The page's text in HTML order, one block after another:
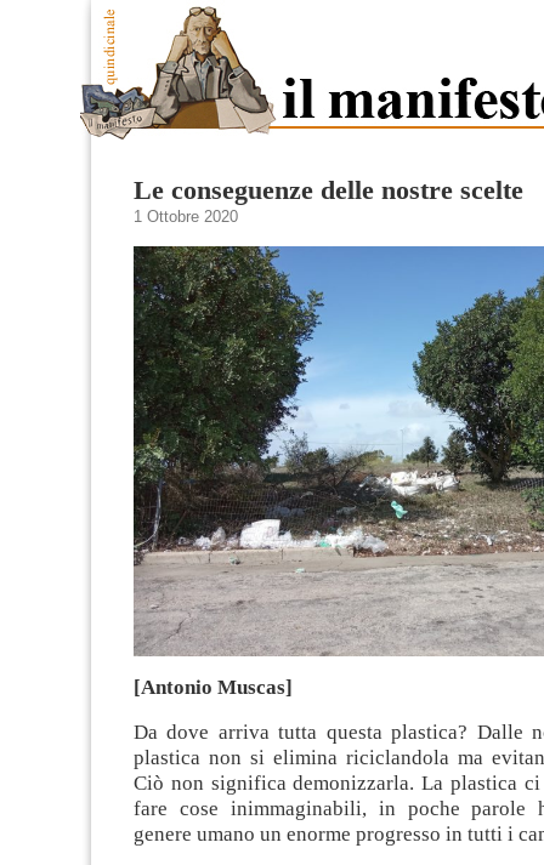
Le conseguenze delle nostre scelte
1 Ottobre 2020
[Antonio Muscas]
Da dove arriva tutta questa plastica? Dalle
plastica non si elimina riciclandola ma
Ciò non significa demonizzarla. La plastica ci
fare cose inimmaginabili, in poche parole
genere umano un enorme progresso in tutti i